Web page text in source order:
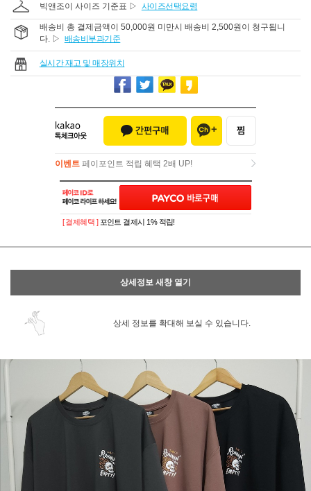
빅앤조이 사이즈 기준표 ▷ 사이즈선택요령
배송비 총 결제금액이 50,000원 미만시 배송비 2,500원이 청구됩니
다. ▷ 배송비부과기준
실시간 재고 및 매장위치
이벤트 페이포인트 적립 혜택 2배 UP!
이벤트페이포인트 적립 혜택 2배 UP!
[ 결제혜택 ] 포인트 결제시 1% 적립!
상세정보 새창 열기
상세 정보를 확대해 보실 수 있습니다.